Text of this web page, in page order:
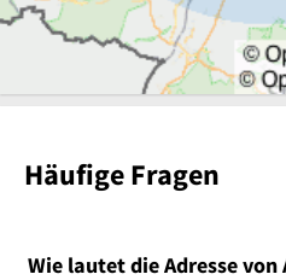
Häufige Fragen
Wie lautet die Adresse von